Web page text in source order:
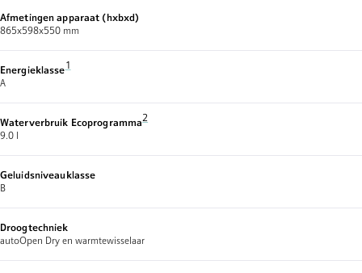
Afmetingen apparaat (hxbxd)
865x598x550 mm
EnergieklasseVoetnoot 1: Energie-efficiëntieklasse schaal van A tot G
1
A
Waterverbruik EcoprogrammaVoetnoot 2: Waterverbruik in liter per cyclus (in Eco
2
9.0 l
Geluidsniveauklasse
B
Droogtechniek
autoOpen Dry en warmtewisselaar